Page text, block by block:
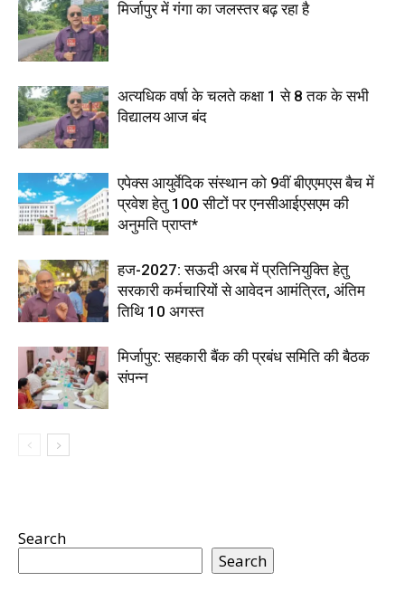
मिर्जापुर में गंगा का जलस्तर बढ़ रहा है
अत्यधिक वर्षा के चलते कक्षा 1 से 8 तक के सभी
विद्यालय आज बंद
एपेक्स आयुर्वेदिक संस्थान को 9वीं बीएएमएस बैच में
प्रवेश हेतु 100 सीटों पर एनसीआईएसएम की
अनुमति प्राप्त*
हज-2027: सऊदी अरब में प्रतिनियुक्ति हेतु
सरकारी कर्मचारियों से आवेदन आमंत्रित, अंतिम
तिथि 10 अगस्त
मिर्जापुर: सहकारी बैंक की प्रबंध समिति की बैठक
संपन्न
Search
Search